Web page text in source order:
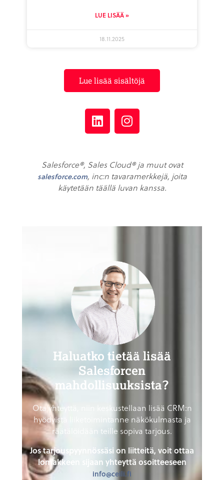
LUE LISÄÄ »
18.11.2025
Lue lisää sisältöjä
Salesforce®, Sales Cloud® ja muut ovat
salesforce.com, inc:n tavaramerkkejä, joita
käytetään täällä luvan kanssa.
Haluatko tietää lisää
Salesforcen
mahdollisuuksista?
Ota yhteyttä, niin keskustellaan lisää CRM:n
hyödyistä liiketoimintanne näkökulmasta ja
räätälöidään teille sopiva tarjous.
Jos tarjouspyynnössäsi on liitteitä, voit ottaa
lomakkeen sijaan yhteyttä osoitteeseen
info@ceili.fi